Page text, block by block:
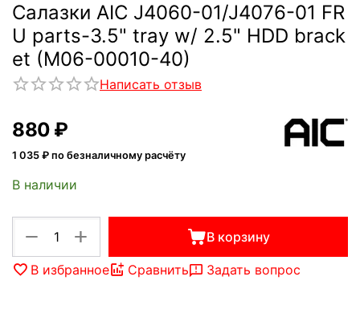
Салазки AIC J4060-01/J4076-01 FR
U parts-3.5" tray w/ 2.5" HDD brack
et (M06-00010-40)
Написать отзыв
‍880‍ ₽
1 035 ₽ по безналичному расчёту
В наличии
+
− В корзину
В избранное Сравнить Задать вопрос